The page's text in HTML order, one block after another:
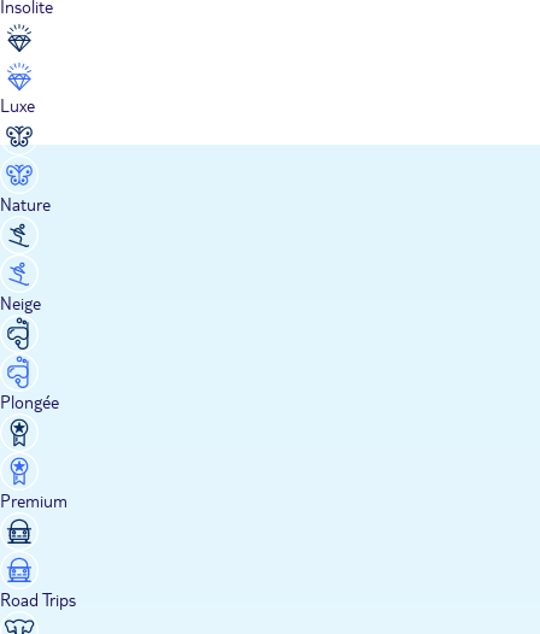
Insolite
Luxe
Nature
Neige
Plongée
Premium
Road Trips